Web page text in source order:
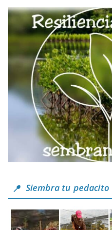
Siembra tu pedacito